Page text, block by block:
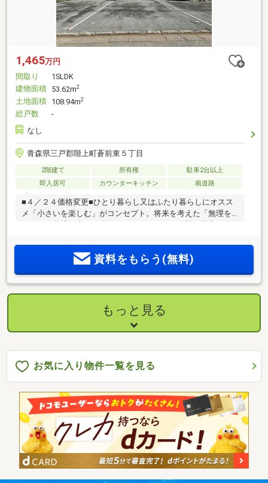
1,465万円
間取り
1SLDK
建物面積 53.62m2
土地面積 108.94m2
総戸数
-
なし
青森県三戸郡階上町蒼前東５丁目
2階建て 所有権
駐車2台以上
即入居可
カウンターキッチン 南道路
■４／２４価格変更■ひとり暮らし又はふたり暮らしにオスス
メ「小さいを楽しむ」がコンセプト。将来を考えた「無理を
資料をもらう(無料)
もっと見る
お気に入り物件一覧を見る